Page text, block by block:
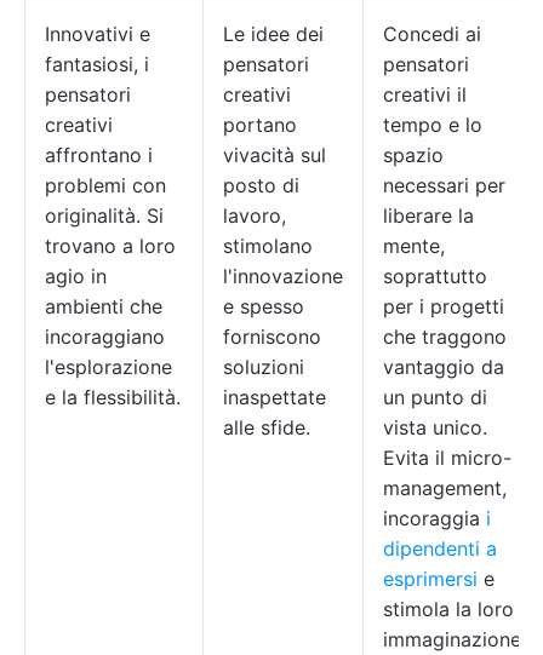
Innovativi e
fantasiosi, i
pensatori
creativi
affrontano i
problemi con
originalità. Si
trovano a loro
agio in
ambienti che
incoraggiano
l'esplorazione
e la flessibilità.
Le idee dei
pensatori
creativi
portano
vivacità sul
posto di
lavoro,
stimolano
l'innovazione
e spesso
forniscono
soluzioni
inaspettate
alle sfide.
Concedi ai
pensatori
creativi il
tempo e lo
spazio
necessari per
liberare la
mente,
soprattutto
per i progetti
che traggono
vantaggio da
un punto di
vista unico.
Evita il micro-
management,
incoraggia i
dipendenti a
esprimersi e
stimola la loro
immaginazione